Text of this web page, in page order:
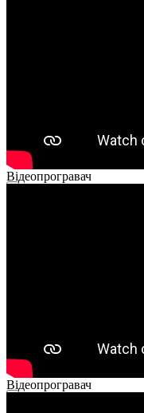
Відеопрогравач
Відеопрогравач